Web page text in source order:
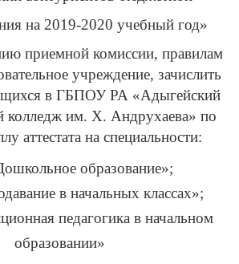
на 2019-2020 учебный год»
приемной комиссии, правилам
учреждение, зачислить
в ГБПОУ РА «Адыгейский
колледж им. Х. Андрухаева» по
аттестата на специальности:
образование»;
в начальных классах»;
педагогика в начальном
образовании»